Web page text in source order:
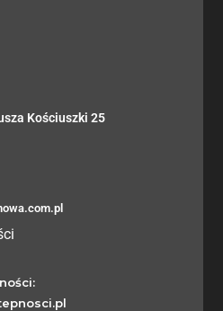
Kościuszki 25